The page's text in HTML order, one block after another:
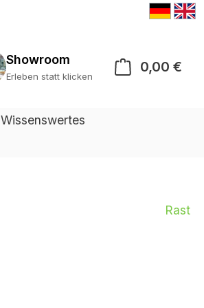
Showroom
Erleben statt klicken
0,00 €
Wissenswertes
Rast